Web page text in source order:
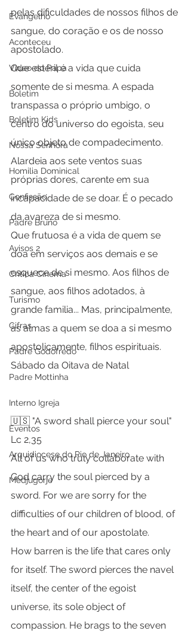
Evangelho
Aconteceu
Video do Papa
Boletim
Boletim Kids
Nossa Senhora
Homilia Dominical
Confissão
Padre Bruno
Avisos 2
Crítica Cinema
Turismo
Cifras
Padre Godofredo
Padre Mottinha
Interno Igreja
Eventos
Arquidiocese do Rio de Janeiro
Medjugorje
pelas dificuldades de nossos filhos de
sangue, do coração e os de nosso
apostolado.
Que estéril é a vida que cuida
somente de si mesma. A espada
transpassa o próprio umbigo, o
centro do universo do egoista, seu
único objeto de compadecimento.
Alardeia aos sete ventos suas
próprias dores, carente em sua
incapacidade de se doar. É o pecado
da avareza de si mesmo.
Que frutuosa é a vida de quem se
doa em serviços aos demais e se
esquece de si mesmo. Aos filhos de
sangue, aos filhos adotados, à
grande familia... Mas, principalmente,
às almas a quem se doa a si mesmo
apostolicamente, filhos espirituais.
Sábado da Oitava de Natal
🇺🇸 "A sword shall pierce your soul"
Lc 2,35
All of us who truly collaborate with
God carry the soul pierced by a
sword. For we are sorry for the
difficulties of our children of blood, of
the heart and of our apostolate.
How barren is the life that cares only
for itself. The sword pierces the navel
itself, the center of the egoist
universe, its sole object of
compassion. He brags to the seven